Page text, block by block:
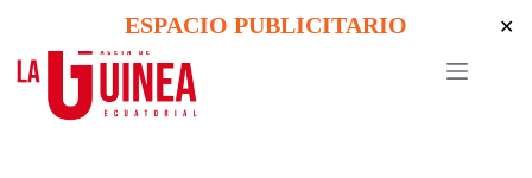
content
ESPACIO PUBLICITARIO ✕